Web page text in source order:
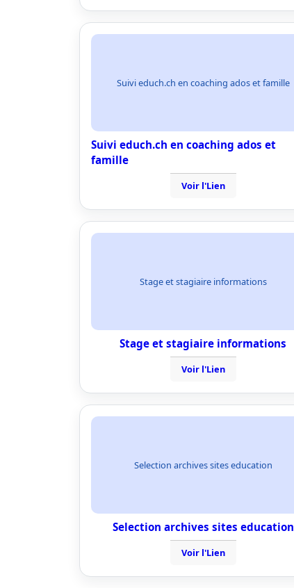
Suivi educh.ch en coaching ados et famille
Suivi educh.ch en coaching ados et
famille
Voir l'Lien
Stage et stagiaire informations
Stage et stagiaire informations
Voir l'Lien
Selection archives sites education
Selection archives sites education
Voir l'Lien